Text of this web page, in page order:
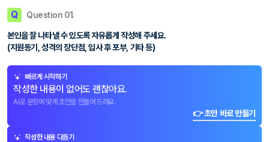
Q Question 01.
본인을 잘 나타낼 수 있도록 자유롭게 작성해 주세요.
(지원동기, 성격의 장단점, 입사 후 포부, 기타 등)
빠르게 시작하기
작성한 내용이 없어도 괜찮아요.
AI로 문항에 맞게 초안을 만들어 드려요.
👉 초안 바로 만들기
작성한 내용 다듬기